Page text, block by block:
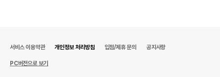
서비스 이용약관 개인정보 처리방침 입점/제휴 문의 공지사항
PC버전으로 보기